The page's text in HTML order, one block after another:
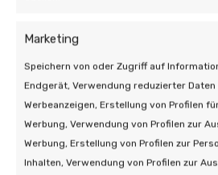
Marketing
Speichern von oder Zugriff auf
Endgerät, Verwendung reduzierter Daten
Werbeanzeigen, Erstellung von Profilen
Werbung, Verwendung von Profilen zur
Werbung, Erstellung von Profilen zur
Inhalten, Verwendung von Profilen zur
Auch